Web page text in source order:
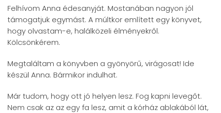
Felhívom Anna édesanyját. Mostanában nagyon jól
támogatjuk egymást. A múltkor említett egy könyvet,
hogy olvastam-e, halálközeli élményekről.
Kölcsönkérem.
Megtaláltam a könyvben a gyönyörű, virágosat! Ide
készül Anna. Bármikor indulhat.
Már tudom, hogy ott jó helyen lesz. Fog kapni levegőt.
Nem csak az az egy fa lesz, amit a kórház ablakából lát,